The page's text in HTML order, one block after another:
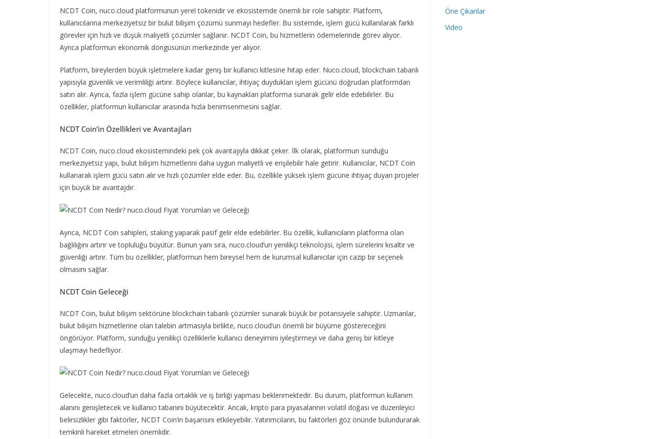
NCDT Coin, nuco.cloud platformunun yerel tokenidir ve ekosistemde önemli bir role sahiptir. Platform,
kullanıcılarına merkeziyetsiz bir bulut bilişim çözümü sunmayı hedefler. Bu sistemde, işlem gücü kullanılarak farklı
görevler için hızlı ve düşük maliyetli çözümler sağlanır. NCDT Coin, bu hizmetlerin ödemelerinde görev alıyor.
Ayrıca platformun ekonomik döngüsünün merkezinde yer alıyor.
Platform, bireylerden büyük işletmelere kadar geniş bir kullanıcı kitlesine hitap eder. Nuco.cloud, blockchain tabanlı
yapısıyla güvenlik ve verimliliği artırır. Böylece kullanıcılar, ihtiyaç duydukları işlem gücünü doğrudan platformdan
satın alır. Ayrıca, fazla işlem gücüne sahip olanlar, bu kaynakları platforma sunarak gelir elde edebilirler. Bu
özellikler, platformun kullanıcılar arasında hızla benimsenmesini sağlar.
NCDT Coin’in Özellikleri ve Avantajları
NCDT Coin, nuco.cloud ekosistemindeki pek çok avantajıyla dikkat çeker. İlk olarak, platformun sunduğu
merkeziyetsiz yapı, bulut bilişim hizmetlerini daha uygun maliyetli ve erişilebilir hale getirir. Kullanıcılar, NCDT Coin
kullanarak işlem gücü satın alır ve hızlı çözümler elde eder. Bu, özellikle yüksek işlem gücüne ihtiyaç duyan projeler
için büyük bir avantajdır.
Ayrıca, NCDT Coin sahipleri, staking yaparak pasif gelir elde edebilirler. Bu özellik, kullanıcıların platforma olan
bağlılığını artırır ve topluluğu büyütür. Bunun yanı sıra, nuco.cloud’un yenilikçi teknolojisi, işlem sürelerini kısaltır ve
güvenliği artırır. Tüm bu özellikler, platformun hem bireysel hem de kurumsal kullanıcılar için cazip bir seçenek
olmasını sağlar.
NCDT Coin Geleceği
NCDT Coin, bulut bilişim sektörüne blockchain tabanlı çözümler sunarak büyük bir potansiyele sahiptir. Uzmanlar,
bulut bilişim hizmetlerine olan talebin artmasıyla birlikte, nuco.cloud’un önemli bir büyüme göstereceğini
öngörüyor. Platform, sunduğu yenilikçi özelliklerle kullanıcı deneyimini iyileştirmeyi ve daha geniş bir kitleye
ulaşmayı hedefliyor.
Gelecekte, nuco.cloud’un daha fazla ortaklık ve iş birliği yapması beklenmektedir. Bu durum, platformun kullanım
alanını genişletecek ve kullanıcı tabanını büyütecektir. Ancak, kripto para piyasalarının volatil doğası ve düzenleyici
belirsizlikler gibi faktörler, NCDT Coin’in başarısını etkileyebilir. Yatırımcıların, bu faktörleri göz önünde bulundurarak
temkinli hareket etmeleri önemlidir.
Öne Çıkanlar
Video